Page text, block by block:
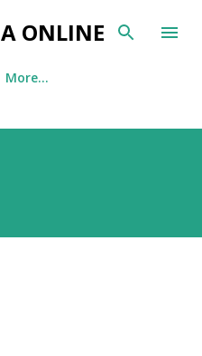
content
ONLINE
More…